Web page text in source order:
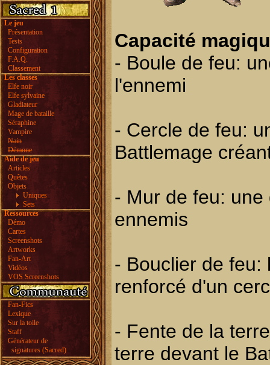
Le jeu
Présentation
Tests
Configuration
F.A.Q.
Classement
Les classes
Elfe noir
Elfe sylvaine
Gladiateur
Mage de bataille
Séraphine
Vampire
Nain
Démone
Aide de jeu
Articles
Quêtes
Objets
Uniques
Sets
Ressources
Démo
Cartes
Screenshots
Artworks
Fan-Art
Vidéos
VOS Screenshots
Fan-Fics
Lexique
Sur la toile
Staff
Générateur de
signatures (Sacred)
Capacité
- Boule de feu:
l'ennemi
- Cercle de feu:
Battlemage
- Mur de feu:
ennemis
- Bouclier de feu:
renforcé d'un
- Fente de la
terre devant le